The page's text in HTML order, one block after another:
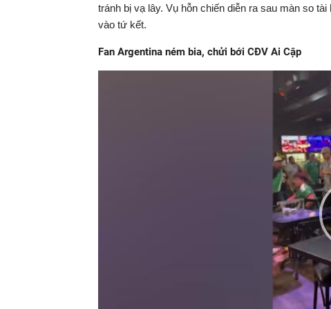
tránh bị vạ lây. Vụ hỗn chiến diễn ra sau màn so
vào tứ kết.
Fan Argentina ném bia, chửi bới CĐV Ai Cập